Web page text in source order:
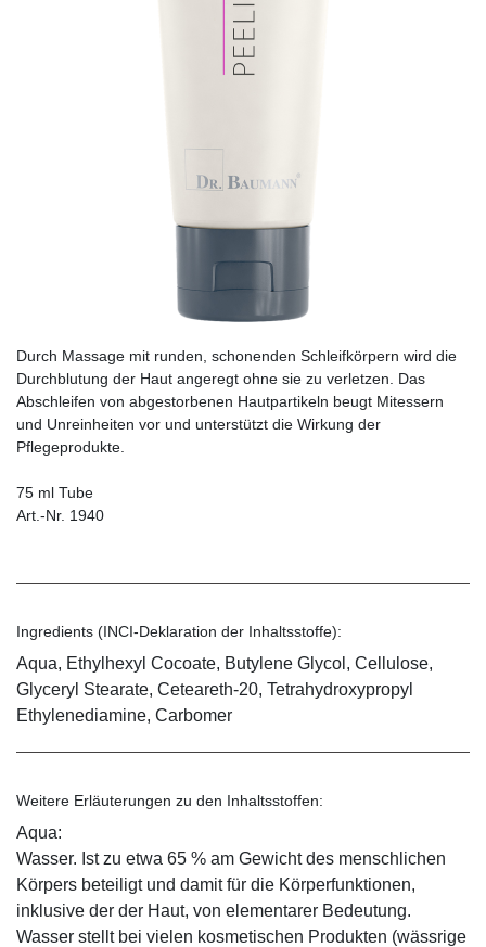
Durch Massage mit runden, schonenden Schleif­körpern wird die
Durchblutung der Haut angeregt ohne sie zu verletzen. Das
Abschleifen von abgestorbenen Hautpartikeln beugt Mitessern
und Unreinheiten vor und unterstützt die Wirkung der
Pflegeprodukte.
75 ml Tube
Art.-Nr. 1940
Ingredients (INCI-Deklaration der Inhaltsstoffe):
Aqua, Ethylhexyl Cocoate, Butylene Glycol, Cellulose,
Glyceryl Stearate, Ceteareth-20, Tetrahydroxypropyl
Ethylenediamine, Carbomer
Weitere Erläuterungen zu den Inhaltsstoffen:
Aqua:
Wasser. Ist zu etwa 65 % am Gewicht des menschlichen
Körpers beteiligt und damit für die Körperfunktionen,
inklusive der der Haut, von elementarer Bedeutung.
Wasser stellt bei vielen kosmetischen Produkten (wässrige